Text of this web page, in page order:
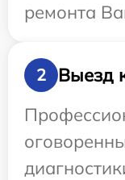
ремонта
2
Выезд